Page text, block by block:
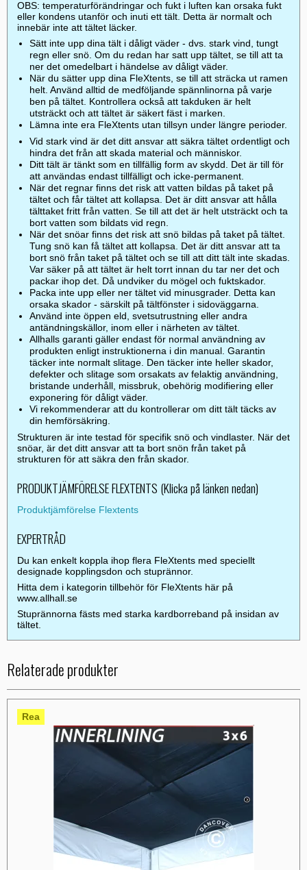
OBS: temperaturförändringar och fukt i luften kan orsaka fukt
eller kondens utanför och inuti ett tält. Detta är normalt och
innebär inte att tältet läcker.
Sätt inte upp dina tält i dåligt väder - dvs. stark vind, tungt
regn eller snö. Om du redan har satt upp tältet, se till att ta
ner det omedelbart i händelse av dåligt väder.
När du sätter upp dina FleXtents, se till att sträcka ut ramen
helt. Använd alltid de medföljande spännlinorna på varje
ben på tältet. Kontrollera också att takduken är helt
utsträckt och att tältet är säkert fäst i marken.
Lämna inte era FleXtents utan tillsyn under längre perioder.
Vid stark vind är det ditt ansvar att säkra tältet ordentligt och
hindra det från att skada material och människor.
Ditt tält är tänkt som en tillfällig form av skydd. Det är till för
att användas endast tillfälligt och icke-permanent.
När det regnar finns det risk att vatten bildas på taket på
tältet och får tältet att kollapsa. Det är ditt ansvar att hålla
tälttaket fritt från vatten. Se till att det är helt utsträckt och ta
bort vatten som bildats vid regn.
När det snöar finns det risk att snö bildas på taket på tältet.
Tung snö kan få tältet att kollapsa. Det är ditt ansvar att ta
bort snö från taket på tältet och se till att ditt tält inte skadas.
Var säker på att tältet är helt torrt innan du tar ner det och
packar ihop det. Då undviker du mögel och fuktskador.
Packa inte upp eller ner tältet vid minusgrader. Detta kan
orsaka skador - särskilt på tältfönster i sidoväggarna.
Använd inte öppen eld, svetsutrustning eller andra
antändningskällor, inom eller i närheten av tältet.
Allhalls garanti gäller endast för normal användning av
produkten enligt instruktionerna i din manual. Garantin
täcker inte normalt slitage. Den täcker inte heller skador,
defekter och slitage som orsakats av felaktig användning,
bristande underhåll, missbruk, obehörig modifiering eller
exponering för dåligt väder.
Vi rekommenderar att du kontrollerar om ditt tält täcks av
din hemförsäkring.
Strukturen är inte testad för specifik snö och vindlaster. När det
snöar, är det ditt ansvar att ta bort snön från taket på
strukturen för att säkra den från skador.
PRODUKTJÄMFÖRELSE FLEXTENTS (Klicka på länken nedan)
Produktjämförelse Flextents
EXPERTRÅD
Du kan enkelt koppla ihop flera FleXtents med speciellt
designade kopplingsdon och stuprännor.
Hitta dem i kategorin tillbehör för FleXtents här på
www.allhall.se
Stuprännorna fästs med starka kardborreband på insidan av
tältet.
Relaterade produkter
Rea